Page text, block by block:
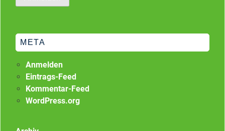
META
Anmelden
Eintrags-Feed
Kommentar-Feed
WordPress.org